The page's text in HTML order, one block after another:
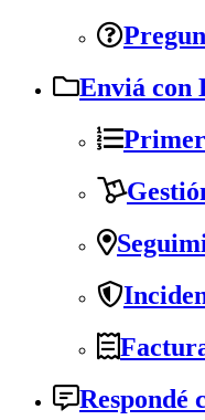
Enviá con
Respondé